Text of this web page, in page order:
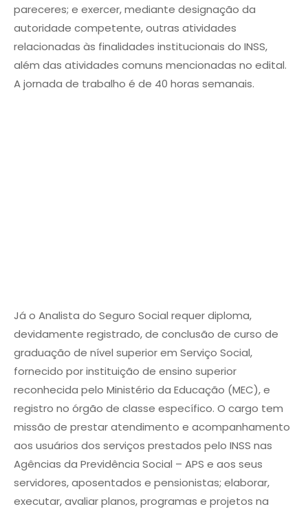
pareceres; e exercer, mediante designação da
autoridade competente, outras atividades
relacionadas às finalidades institucionais do INSS,
além das atividades comuns mencionadas no edital.
A jornada de trabalho é de 40 horas semanais.
Já o Analista do Seguro Social requer diploma,
devidamente registrado, de conclusão de curso de
graduação de nível superior em Serviço Social,
fornecido por instituição de ensino superior
reconhecida pelo Ministério da Educação (MEC), e
registro no órgão de classe específico. O cargo tem
missão de prestar atendimento e acompanhamento
aos usuários dos serviços prestados pelo INSS nas
Agências da Previdência Social – APS e aos seus
servidores, aposentados e pensionistas; elaborar,
executar, avaliar planos, programas e projetos na